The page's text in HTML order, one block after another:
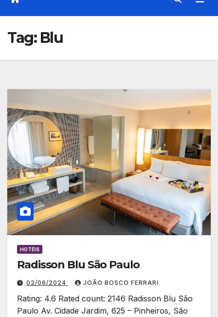
Tag: Blu
HOTÉIS
Radisson Blu São Paulo
02/06/2024 JOÃO BOSCO FERRARI
Rating: 4.6 Rated count: 2146 Radisson Blu São
Paulo Av. Cidade Jardim, 625 – Pinheiros, São